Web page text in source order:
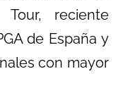
reciente
de España y
con mayor